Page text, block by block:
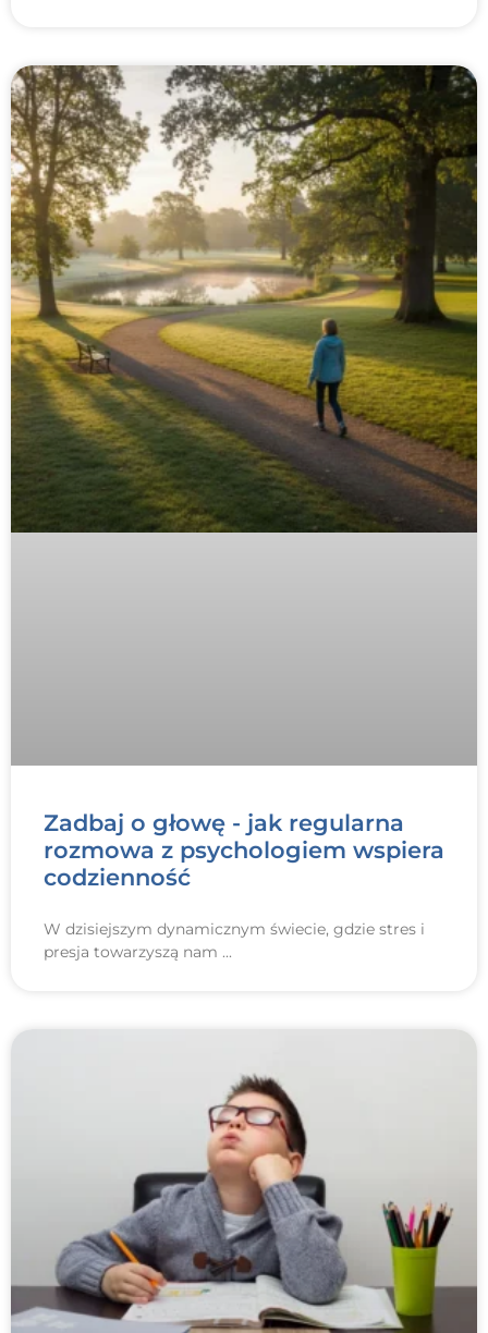
Zadbaj o głowę - jak regularna
rozmowa z psychologiem wspiera
codzienność
W dzisiejszym dynamicznym świecie, gdzie stres i
presja towarzyszą nam